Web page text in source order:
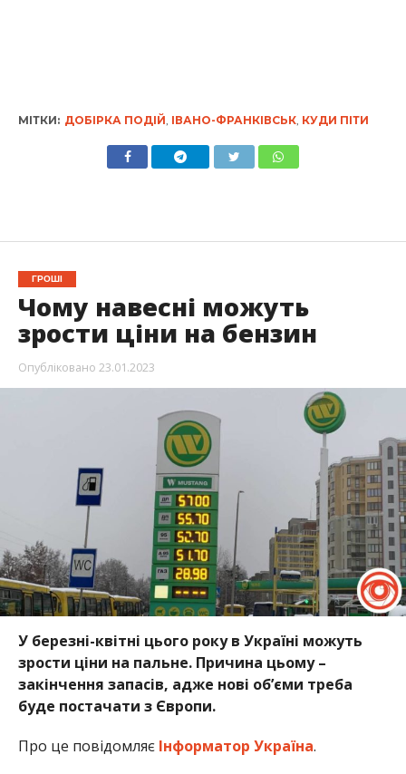
МІТКИ: ДОБІРКА ПОДІЙ ІВАНО-ФРАНКІВСЬК, КУДИ ПІТИ
ГРОШІ
Чому навесні можуть
зрости ціни на бензин
Опубліковано 23.01.2023
У березні-квітні цього року в Україні можуть
зрости ціни на пальне. Причина цьому –
закінчення запасів, адже нові об’єми треба
буде постачати з Європи.
Про це повідомляє Інформатор Україна.